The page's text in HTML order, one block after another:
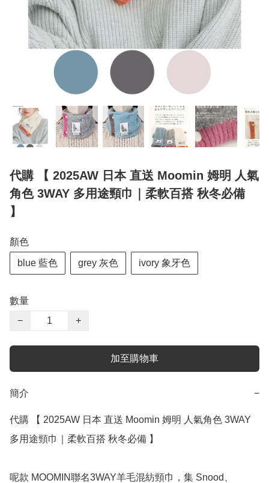
代購 【 2025AW 日本 直送 Moomin 姆明 人氣
角色 3WAY 多用途頸巾｜柔軟百搭 秋冬必備
】
顏色
blue 藍色 grey 灰色 ivory 象牙色
數量
−
+
加至購物車
簡介 −
代購 【 2025AW 日本 直送 Moomin 姆明 人氣角色 3WAY
多用途頸巾｜柔軟百搭 秋冬必備 】
呢款 MOOMIN聯名3WAY羊毛混紡頸巾，集 Snood、